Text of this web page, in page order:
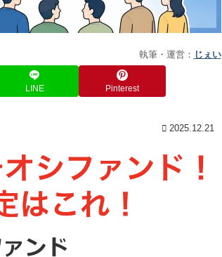
執筆・運営： じぇい
LINE Pinterest
2025.12.21